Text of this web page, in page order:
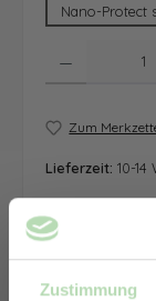
Zustimmung
Nano-Protect
Zum
Lieferzeit: 10-